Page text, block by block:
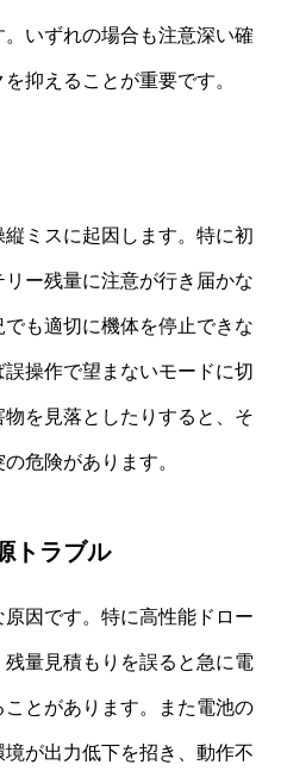
いずれの場合も注意深い確
抑えることが重要です。
ミスに起因します。特に初
ー残量に注意が行き届かな
も適切に機体を停止できな
操作で望まないモードに切
を見落としたりすると、そ
危険があります。
トラブル
因です。特に高性能ドロー
量見積もりを誤ると急に電
とがあります。また電池の
が出力低下を招き、動作不